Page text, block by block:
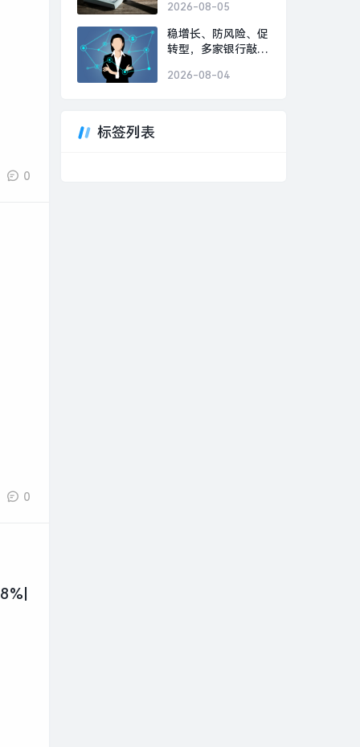
0
0
局长被停职|界面新
闻 · 中国
2026-08-05
稳增长、防风险、促
转型，多家银行敲定
界面新闻
2026-08-04
标签列表